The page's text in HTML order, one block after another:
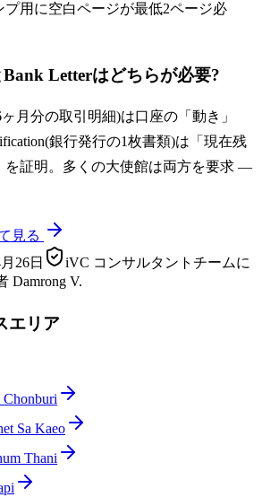
用に空白ページが最低2ページ必
Letterはどちらが必要?
ヶ月分の取引明細)は口座の「動き」
銀行発行の1枚書類)は「現在残
を証明。多くの大使館は両方を要求 —
見る
26日
iVC コンサルタントチームに
Damrong V.
エリア
Sa Kaeo
Thani